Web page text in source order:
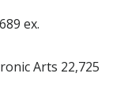
ex.
Arts 22,725